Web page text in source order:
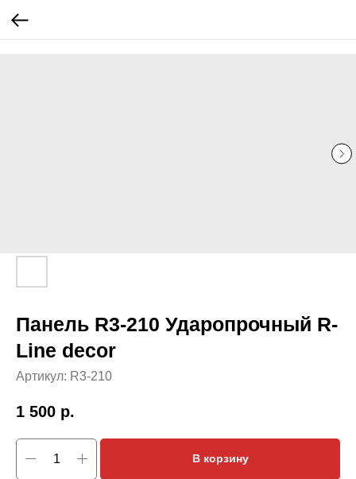
Панель R3-210 Ударопрочный R-
Line decor
Артикул: R3-210
1 500 р.
В корзину